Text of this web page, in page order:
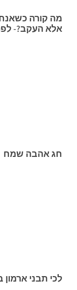
מה קורה
אלא העקב?-
חג אהבה שמח
לכי תבני